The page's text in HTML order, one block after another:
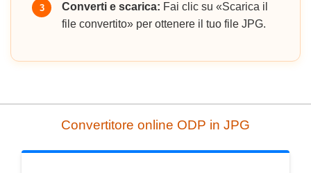
3 Converti e scarica: Fai clic su «Scarica il
file convertito» per ottenere il tuo file JPG.
Convertitore online ODP in JPG